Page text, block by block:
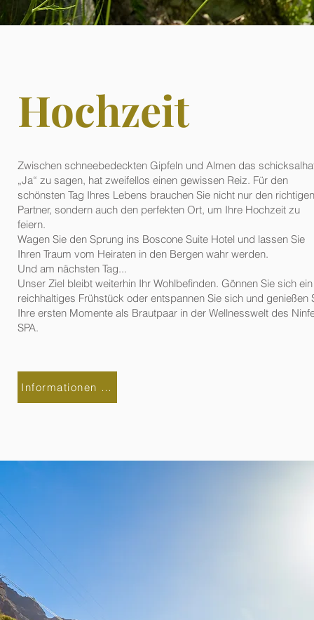
Hochzeit
Zwischen schneebedeckten Gipfeln und Almen das
„Ja“ zu sagen, hat zweifellos einen gewissen Reiz. Für den
schönsten Tag Ihres Lebens brauchen Sie nicht nur den richtigen
Partner, sondern auch den perfekten Ort, um Ihre Hochzeit zu
feiern.
Wagen Sie den Sprung ins Boscone Suite Hotel und lassen Sie
Ihren Traum vom Heiraten in den Bergen wahr werden.
Und am nächsten Tag...
Unser Ziel bleibt weiterhin Ihr Wohlbefinden. Gönnen Sie sich ein
reichhaltiges Frühstück oder entspannen Sie sich und genießen
Ihre ersten Momente als Brautpaar in der Wellnesswelt des
SPA.
Informationen anfordern